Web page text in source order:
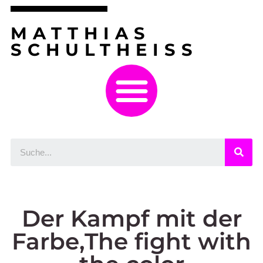
MATTHIAS
SCHULTHEISS
Der Kampf mit der
Farbe,The fight with